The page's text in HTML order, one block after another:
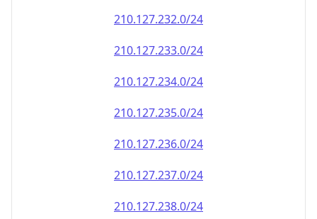
210.127.232.0/24
210.127.233.0/24
210.127.234.0/24
210.127.235.0/24
210.127.236.0/24
210.127.237.0/24
210.127.238.0/24